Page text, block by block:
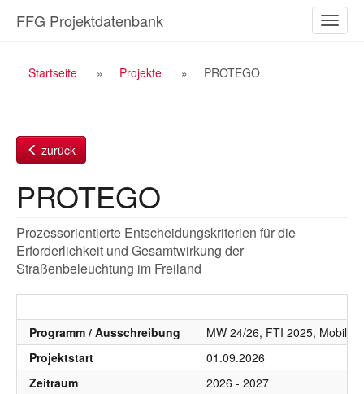
Inhalt
ein-/
FFG Projektdatenbank
Breadcrumb
Startseite Projekte PROTEGO
zurück
PROTEGO
Prozessorientierte Entscheidungskriterien für die
Erforderlichkeit und Gesamtwirkung der
Straßenbeleuchtung im Freiland
Programm / Ausschreibung
MW 24/26, FTI 2025,
Projektstart
01.09.2026
Zeitraum
2026 - 2027